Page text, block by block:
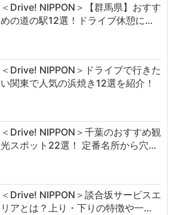
＜Drive! NIPPON＞【群馬県】おすす
めの道の駅12選！ドライブ休憩に…
＜Drive! NIPPON＞ドライブで行きた
い関東で人気の浜焼き12選を紹介！
＜Drive! NIPPON＞千葉のおすすめ観
光スポット22選！ 定番名所から穴…
＜Drive! NIPPON＞談合坂サービスエ
リアとは？上り・下りの特徴や一…